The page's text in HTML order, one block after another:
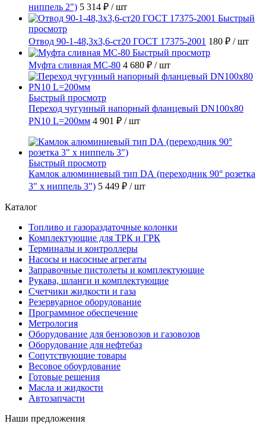
ниппель 2") 5 314 ₽ / шт
Быстрый
просмотр
Отвод 90-1-48,3х3,6-ст20 ГОСТ 17375-2001 180 ₽ / шт
Быстрый просмотр
Муфта сливная МС-80 4 680 ₽ / шт
Быстрый просмотр
Переход чугунный напорный фланцевый DN100х80
PN10 L=200мм 4 901 ₽ / шт
Быстрый просмотр
Камлок алюминиевый тип DА (переходник 90° розетка
3" х ниппель 3") 5 449 ₽ / шт
Каталог
Топливо и газораздаточные колонки
Комплектующие для ТРК и ГРК
Терминалы и контроллеры
Насосы и насосные агрегаты
Заправочные пистолеты и комплектующие
Рукава, шланги и комплектующие
Счетчики жидкости и газа
Резервуарное оборудование
Программное обеспечение
Метрология
Оборудование для бензовозов и газовозов
Оборудование для нефтебаз
Сопутствующие товары
Весовое обоурдование
Готовые решения
Масла и жидкости
Автозапчасти
Наши предложения